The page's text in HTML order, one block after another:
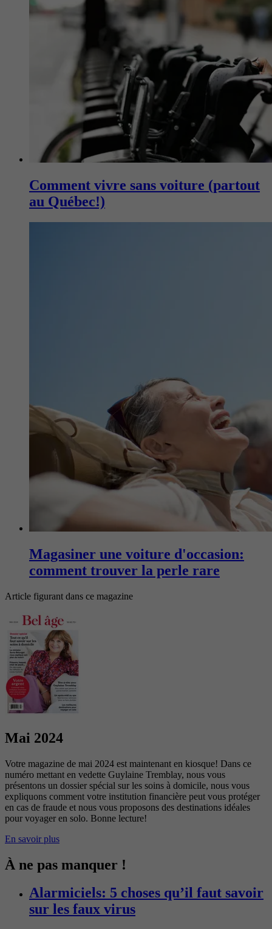
Comment vivre sans voiture (partout
au Québec!)
Magasiner une voiture d'occasion:
comment trouver la perle rare
Article figurant dans ce magazine
Mai 2024
Votre magazine de mai 2024 est maintenant en kiosque! Dans ce
numéro mettant en vedette Guylaine Tremblay, nous vous
présentons un dossier spécial sur les soins à domicile, nous vous
expliquons comment votre institution financière peut vous protéger
en cas de fraude et nous vous proposons des destinations idéales
pour voyager en solo. Bonne lecture!
En savoir plus
À ne pas manquer !
Alarmiciels: 5 choses qu’il faut savoir
sur les faux virus